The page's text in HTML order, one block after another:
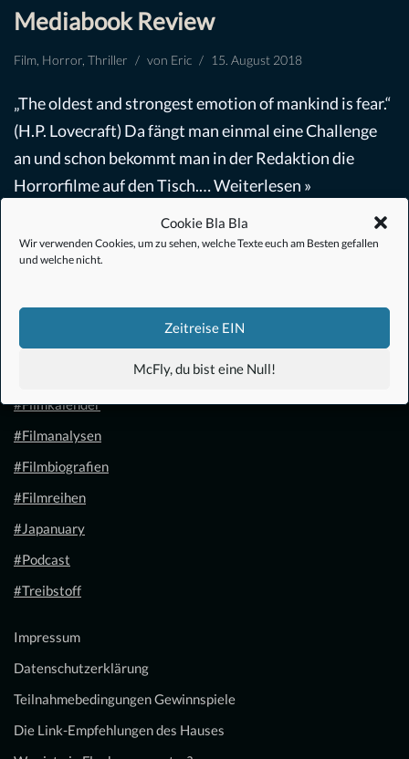
Cookie Bla Bla
Wir verwenden Cookies, um zu sehen, welche Texte euch am Besten gefallen
und welche nicht.
Zeitreise EIN
McFly, du bist eine Null!
Mediabook Review
Film, Horror, Thriller von Eric 15. August 2018
„The oldest and strongest emotion of mankind is fear.“
(H.P. Lovecraft) Da fängt man einmal eine Challenge
an und schon bekommt man in der Redaktion die
Horrorfilme auf den Tisch.…Weiterlesen »
#Anime
#Filmkalender
#Filmanalysen
#Filmbiografien
#Filmreihen
#Japanuary
#Podcast
#Treibstoff
Impressum
Datenschutzerklärung
Teilnahmebedingungen Gewinnspiele
Die Link-Empfehlungen des Hauses